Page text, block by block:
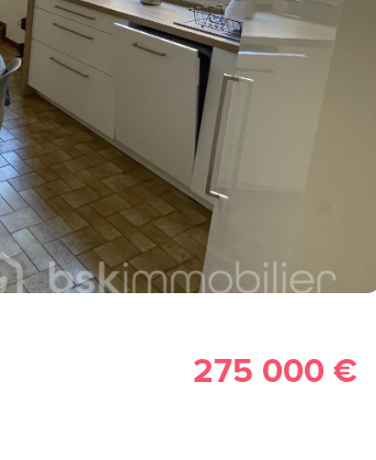
275 000 €